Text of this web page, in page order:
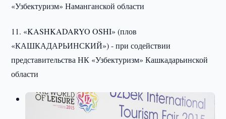
«Узбектуризм» Наманганской области
11. «KASHKADARYO OSHI» (плов
«КАШКАДАРЬИНСКИЙ») - при содействии
представительства НК «Узбектуризм» Кашкадарьинской
области